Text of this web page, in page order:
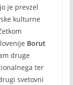
je prevzel
kulturne
Borut
druge
ter
svetovni